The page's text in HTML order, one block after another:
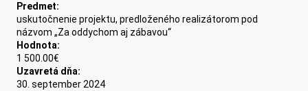
Predmet:
uskutočnenie projektu, predloženého realizátorom pod
názvom „Za oddychom aj zábavou“
Hodnota:
1 500.00€
Uzavretá dňa:
30. september 2024